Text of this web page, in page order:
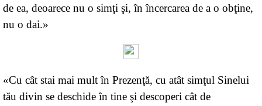
de ea, deoarece nu o simţi şi, în încercarea de a o obţine,
nu o dai.»
«Cu cât stai mai mult în Prezenţă, cu atât simţul Sinelui
tău divin se deschide în tine şi descoperi cât de